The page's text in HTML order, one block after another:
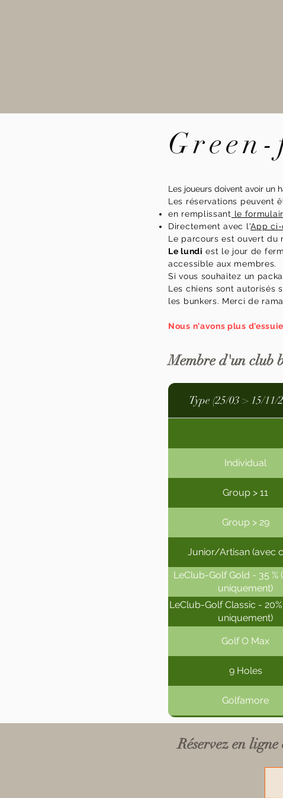
Les joueurs doivent avoir un
Les réservations peuvent
en remplissant le
Directement avec l'App ci-
Le parcours est ouvert du
Le lundi est le jour de
accessible aux membres.
Si vous souhaitez un
Les chiens sont autorisés
les bunkers. Merci de
Nous n'avons plus
Membre d'un club
Type (25/03 > 15/11/
Individual
Group > 11
Group > 29
Junior/Artisan (avec
LeClub-Golf Gold - 35 %
uniquement)
LeClub-Golf Classic -
uniquement)
Golf O Max
9 Holes
Golfamore
Réservez en